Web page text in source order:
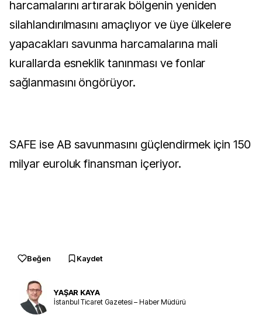
harcamalarını artırarak bölgenin yeniden
silahlandırılmasını amaçlıyor ve üye ülkelere
yapacakları savunma harcamalarına mali
kurallarda esneklik tanınması ve fonlar
sağlanmasını öngörüyor.
SAFE ise AB savunmasını güçlendirmek için 150
milyar euroluk finansman içeriyor.
Beğen Kaydet
YAŞAR KAYA
İstanbul Ticaret Gazetesi – Haber Müdürü